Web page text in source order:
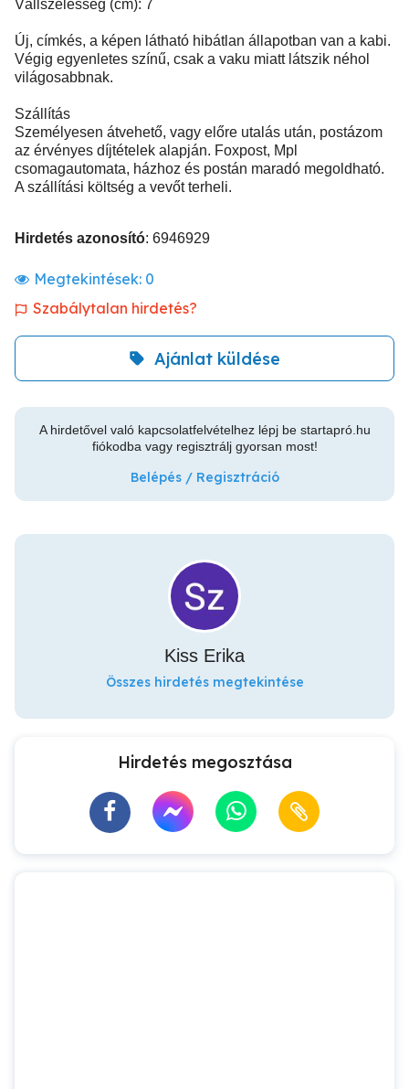
Vállszélesség (cm): 7
Új, címkés, a képen látható hibátlan állapotban van a kabi.
Végig egyenletes színű, csak a vaku miatt látszik néhol
világosabbnak.
Szállítás
Személyesen átvehető, vagy előre utalás után, postázom
az érvényes díjtételek alapján. Foxpost, Mpl
csomagautomata, házhoz és postán maradó megoldható.
A szállítási költség a vevőt terheli.
Hirdetés azonosító: 6946929
Megtekintések: 0
Szabálytalan hirdetés?
Ajánlat küldése
A hirdetővel való kapcsolatfelvételhez lépj be startapró.hu
fiókodba vagy regisztrálj gyorsan most!
Belépés / Regisztráció
Kiss Erika
Összes hirdetés megtekintése
Hirdetés megosztása